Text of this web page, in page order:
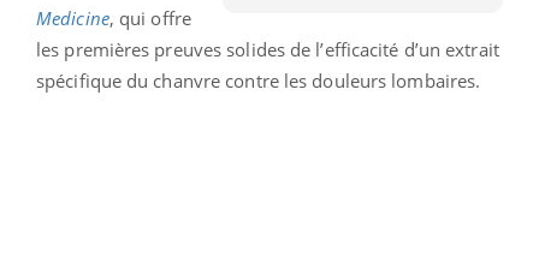
Medicine, qui offre
les premières preuves solides de l’efficacité d’un extrait
spécifique du chanvre contre les douleurs lombaires.